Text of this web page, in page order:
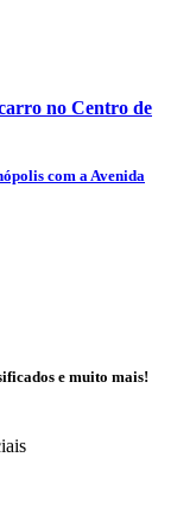
no Centro de
com a Avenida
e muito mais!